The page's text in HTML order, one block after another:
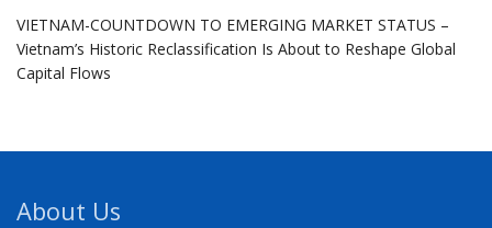
VIETNAM-COUNTDOWN TO EMERGING MARKET STATUS –
Vietnam’s Historic Reclassification Is About to Reshape Global
Capital Flows
About Us